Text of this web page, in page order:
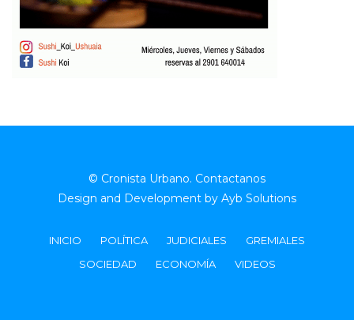
© Cronista Urbano. Contactanos
Design and Development by Ayb Solutions
INICIO POLÍTICA JUDICIALES
GREMIALES
SOCIEDAD
ECONOMÍA VIDEOS